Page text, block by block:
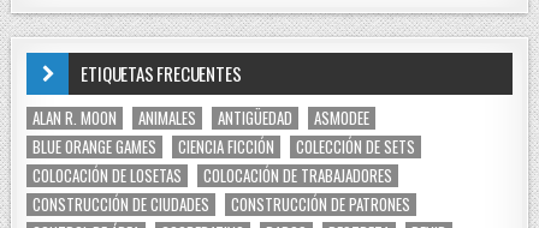
ETIQUETAS FRECUENTES
ALAN R. MOON ANIMALES ANTIGÜEDAD
ASMODEE
BLUE ORANGE GAMES
CIENCIA FICCIÓN
COLECCIÓN DE SETS
COLOCACIÓN DE LOSETAS
COLOCACIÓN DE TRABAJADORES
CONSTRUCCIÓN DE CIUDADES
CONSTRUCCIÓN DE PATRONES